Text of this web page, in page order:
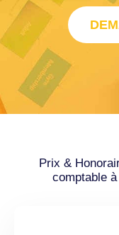
Prix &
comptable